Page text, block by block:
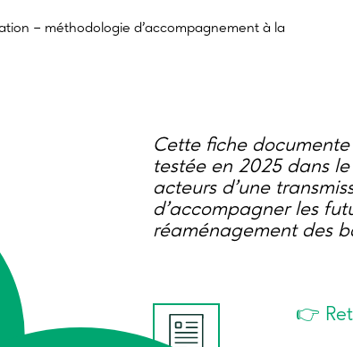
– méthodologie d’accompagnement à la
Cette fiche
testée en 2025 dans
acteurs d’une
d’accompagner les
réaménagement des
👉